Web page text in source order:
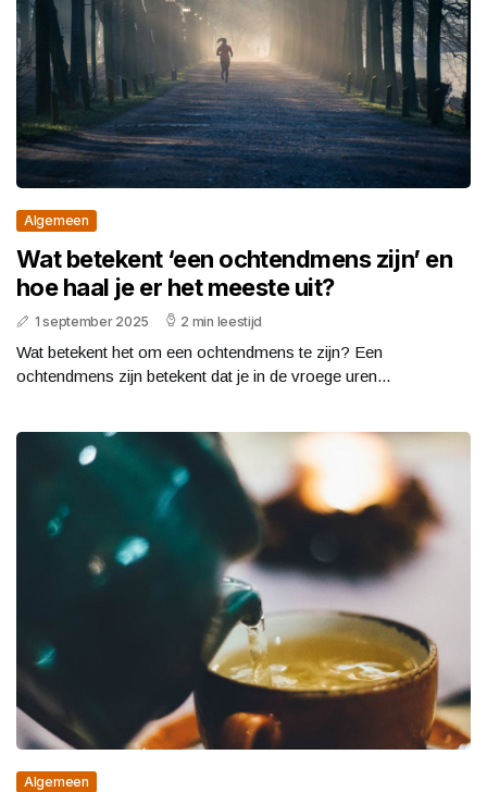
Algemeen
Wat betekent ‘een ochtendmens zijn’ en
hoe haal je er het meeste uit?
1 september 2025 2 min leestijd
Wat betekent het om een ochtendmens te zijn? Een
ochtendmens zijn betekent dat je in de vroege uren...
Algemeen